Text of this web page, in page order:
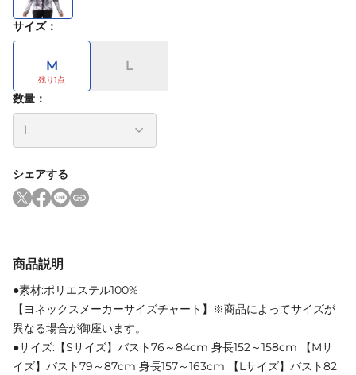
サイズ：
M L
数量：
シェアする
商品説明
●素材:ポリエステル100%
【ヨネックスメーカーサイズチャート】※商品によってサイズが
異なる場合が御座います。
●サイズ:【Sサイズ】バスト76～84cm 身長152～158cm 【Mサ
イズ】バスト79～87cm 身長157～163cm 【Lサイズ】バスト82